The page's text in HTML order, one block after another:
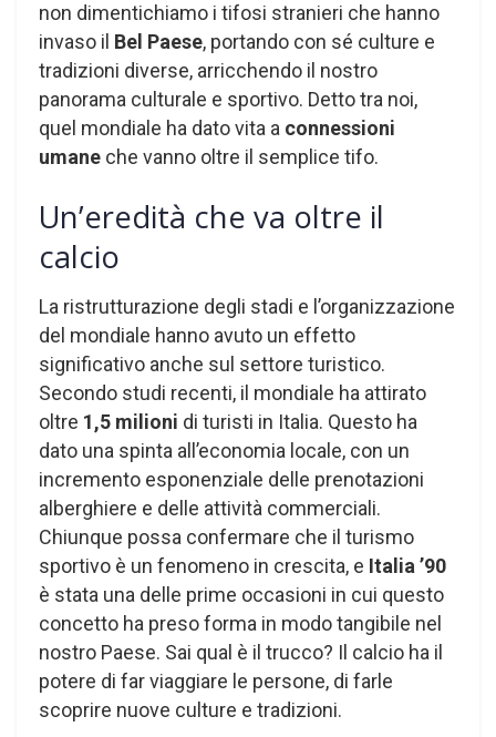
non dimentichiamo i tifosi stranieri che hanno
invaso il Bel Paese, portando con sé culture e
tradizioni diverse, arricchendo il nostro
panorama culturale e sportivo. Detto tra noi,
quel mondiale ha dato vita a connessioni
umane che vanno oltre il semplice tifo.
Un’eredità che va oltre il
calcio
La ristrutturazione degli stadi e l’organizzazione
del mondiale hanno avuto un effetto
significativo anche sul settore turistico.
Secondo studi recenti, il mondiale ha attirato
oltre 1,5 milioni di turisti in Italia. Questo ha
dato una spinta all’economia locale, con un
incremento esponenziale delle prenotazioni
alberghiere e delle attività commerciali.
Chiunque possa confermare che il turismo
sportivo è un fenomeno in crescita, e Italia ’90
è stata una delle prime occasioni in cui questo
concetto ha preso forma in modo tangibile nel
nostro Paese. Sai qual è il trucco? Il calcio ha il
potere di far viaggiare le persone, di farle
scoprire nuove culture e tradizioni.